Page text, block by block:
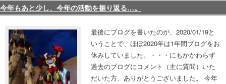
今年もあと少し、今年の活動を振り返る…。
最後にブログを書いたのが、2020/01/19と
いうことで、ほぼ2020年は1年間ブログをお
休みしていました。・・・にもかかわらず
過去のブログにコメント（主に質問）いた
だいた方、ありがとうございました。 今年